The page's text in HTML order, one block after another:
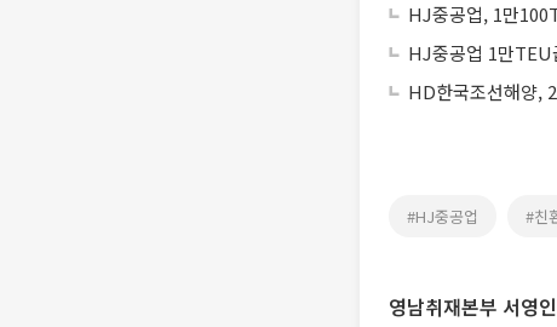
HJ중공업, 1만
HJ중공업 1만
HD한국조선해양,
#HJ중공업 #친
영남취재본부 서영